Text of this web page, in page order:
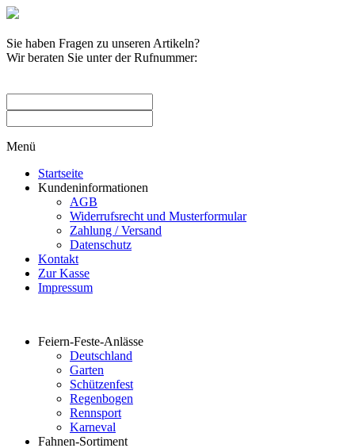
Sie haben Fragen zu unseren Artikeln?
Wir beraten Sie unter der Rufnummer:
Menü
Startseite
Kundeninformationen
AGB
Widerrufsrecht und Musterformular
Zahlung / Versand
Datenschutz
Kontakt
Zur Kasse
Impressum
Feiern-Feste-Anlässe
Deutschland
Garten
Schützenfest
Regenbogen
Rennsport
Karneval
Fahnen-Sortiment